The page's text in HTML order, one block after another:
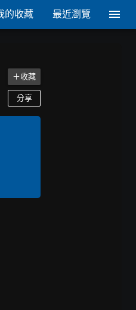
的收藏 最近瀏覽
＋收藏
分享